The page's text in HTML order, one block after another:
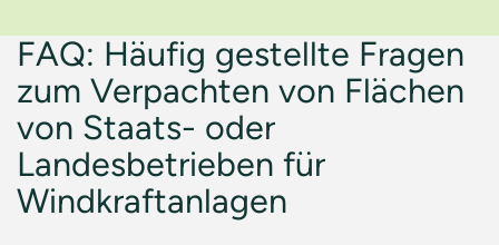
FAQ: Häufig gestellte Fragen
zum Verpachten von Flächen
von Staats- oder
Landesbetrieben für
Windkraftanlagen